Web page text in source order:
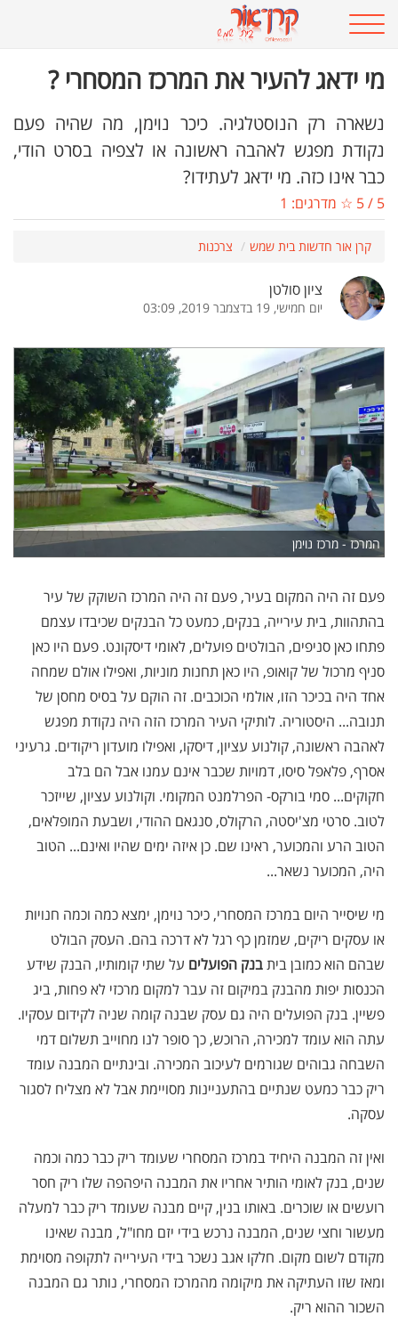
מי ידאג להעיר את המרכז המסחרי ?
נשארה רק הנוסטלגיה. כיכר נוימן, מה שהיה פעם
נקודת מפגש לאהבה ראשונה או לצפיה בסרט הודי,
כבר אינו כזה. מי ידאג לעתידו?
5
/
5 ☆ מדרגים: 1
קרן אור חדשות בית שמש צרכנות
ציון סולטן
יום חמישי, 19 בדצמבר 2019, 03:09
המרכז - מרכז נוימן
פעם זה היה המקום בעיר, פעם זה היה המרכז השוקק של עיר
בהתהוות, בית עירייה, בנקים, כמעט כל הבנקים שכיבדו עצמם
פתחו כאן סניפים, הבולטים פועלים, לאומי דיסקונט. פעם היו כאן
סניף מרכול של קואופ, היו כאן תחנות מוניות, ואפילו אולם שמחה
אחד היה בכיכר הזו, אולמי הכוכבים. זה הוקם על בסיס מחסן של
תנובה... היסטוריה. לותיקי העיר המרכז הזה היה נקודת מפגש
לאהבה ראשונה, קולנוע עציון, דיסקו, ואפילו מועדון ריקודים. גרעיני
אסרף, פלאפל סיסו, דמויות שכבר אינם עמנו אבל הם בלב
חקוקים... סמי בורקס- הפרלמנט המקומי. וקולנוע עציון, שייזכר
לטוב. סרטי מצ'יסטה, הרקולס, סנגאם ההודי, ושבעת המופלאים,
הטוב הרע והמכוער, ראינו שם. כן איזה ימים שהיו ואינם... הטוב
היה, המכוער נשאר...
מי שיסייר היום במרכז המסחרי, כיכר נוימן, ימצא כמה וכמה חנויות
או עסקים ריקים, שמזמן כף רגל לא דרכה בהם. העסק הבולט
שבהם הוא כמובן ביתבנק הפועלים על שתי קומותיו, הבנק שידע
הכנסות יפות מהבנק במיקום זה עבר למקום מרכזי לא פחות, ביג
פשיין. בנק הפועלים היה גם עסק שבנה קומה שניה לקידום עסקיו.
עתה הוא עומד למכירה, הרוכש, כך סופר לנו מחוייב תשלום דמי
השבחה גבוהים שגורמים לעיכוב המכירה. ובינתיים המבנה עומד
ריק כבר כמעט שנתיים בהתעניינות מסויימת אבל לא מצליח לסגור
עסקה.
ואין זה המבנה היחיד במרכז המסחרי שעומד ריק כבר כמה וכמה
שנים, בנק לאומי הותיר אחריו את המבנה היפהפה שלו ריק חסר
רועשים או שוכרים. באותו בנין, קיים מבנה שעומד ריק כבר למעלה
מעשור וחצי שנים, המבנה נרכש בידי יזם מחו"ל, מבנה שאינו
מקודם לשום מקום. חלקו אגב נשכר בידי העירייה לתקופה מסוימת
ומאז שזו העתיקה את מיקומה מהמרכז המסחרי, נותר גם המבנה
השכור ההוא ריק.